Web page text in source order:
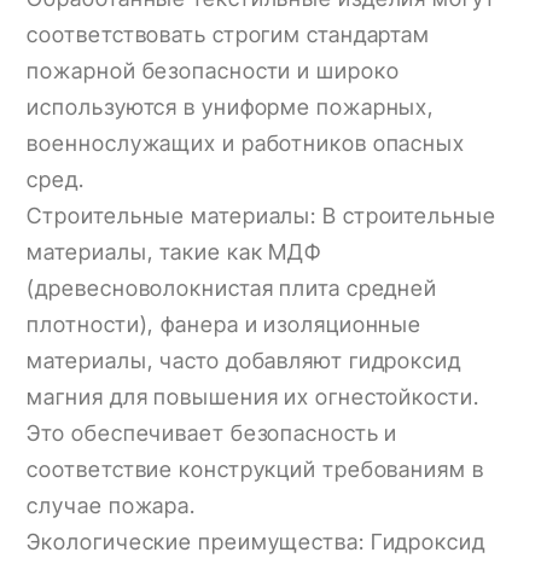
соответствовать строгим стандартам
пожарной безопасности и широко
используются в униформе пожарных,
военнослужащих и работников опасных
сред.
Строительные материалы: В строительные
материалы, такие как МДФ
(древесноволокнистая плита средней
плотности), фанера и изоляционные
материалы, часто добавляют гидроксид
магния для повышения их огнестойкости.
Это обеспечивает безопасность и
соответствие конструкций требованиям в
случае пожара.
Экологические преимущества: Гидроксид